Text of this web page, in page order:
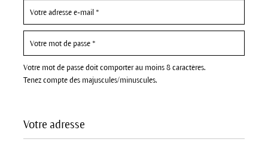
Votre mot de passe doit comporter au moins 8 caractères.
Tenez compte des majuscules/minuscules.
Votre adresse